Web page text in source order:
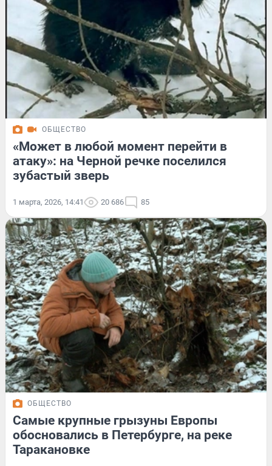
ОБЩЕСТВО
«Может в любой момент перейти в
атаку»: на Черной речке поселился
зубастый зверь
1 марта, 2026, 14:41 20 686 85
ОБЩЕСТВО
Самые крупные грызуны Европы
обосновались в Петербурге, на реке
Таракановке